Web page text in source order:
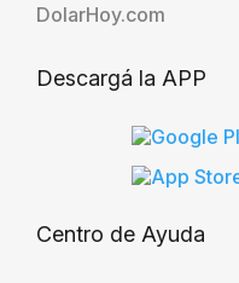
DolarHoy.com
Descargá la APP
Centro de Ayuda